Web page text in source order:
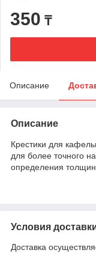
350 ₸
Описание
Описание
Крестики для
для более точного
определения
Условия
Доставка